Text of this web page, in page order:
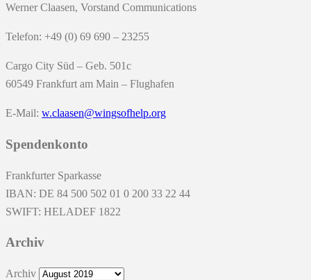
Werner Claasen, Vorstand Communications
Telefon: +49 (0) 69 690 – 23255
Cargo City Süd – Geb. 501c
60549 Frankfurt am Main – Flughafen
E-Mail: w.claasen@wingsofhelp.org
Spendenkonto
Frankfurter Sparkasse
IBAN: DE 84 500 502 01 0 200 33 22 44
SWIFT: HELADEF 1822
Archiv
Archiv